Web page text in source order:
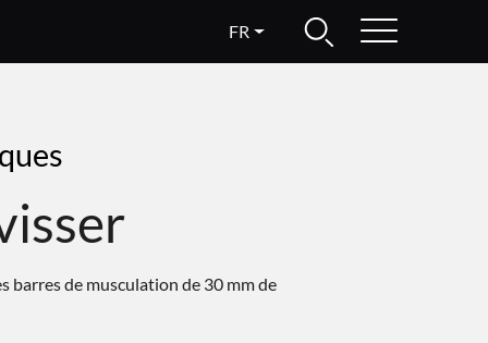
FR
barres de musculation de 30 mm de